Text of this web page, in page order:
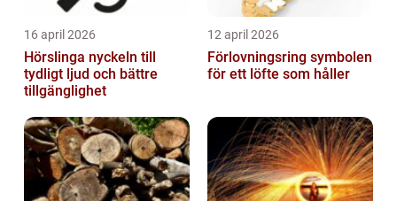
16 april 2026
Hörslinga nyckeln till
tydligt ljud och bättre
tillgänglighet
12 april 2026
Förlovningsring symbolen
för ett löfte som håller